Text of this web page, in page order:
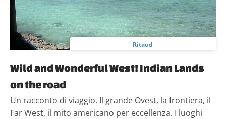
Ritaud
Wild and Wonderful West! Indian Lands
on the road
Un racconto di viaggio. Il grande Ovest, la frontiera, il
Far West, il mito americano per eccellenza. I luoghi